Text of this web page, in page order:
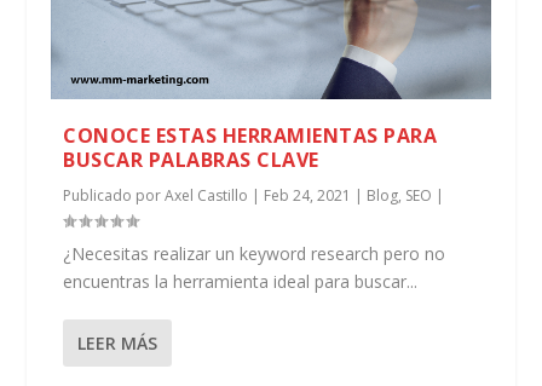
CONOCE ESTAS HERRAMIENTAS PARA
BUSCAR PALABRAS CLAVE
Publicado porAxel Castillo | Feb 24, 2021 | Blog, SEO |
¿Necesitas realizar un keyword research pero no
encuentras la herramienta ideal para buscar...
LEER MÁS